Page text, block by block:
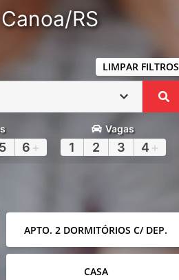
RS
LIMPAR FILTROS
5 6 +
Vagas
1 2 3 4 +
APTO. 2 DORMITÓRIOS C/ DEP.
CASA